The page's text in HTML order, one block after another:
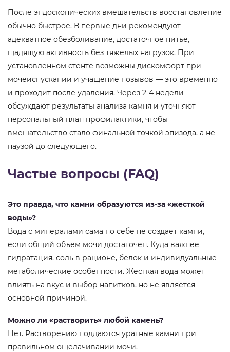
После эндоскопических вмешательств восстановление
обычно быстрое. В первые дни рекомендуют
адекватное обезболивание, достаточное питье,
щадящую активность без тяжелых нагрузок. При
установленном стенте возможны дискомфорт при
мочеиспускании и учащение позывов — это временно
и проходит после удаления. Через 2-4 недели
обсуждают результаты анализа камня и уточняют
персональный план профилактики, чтобы
вмешательство стало финальной точкой эпизода, а не
паузой до следующего.
Частые вопросы (FAQ)
Это правда, что камни образуются из-за «жесткой
воды»?
Вода с минералами сама по себе не создает камни,
если общий объем мочи достаточен. Куда важнее
гидратация, соль в рационе, белок и индивидуальные
метаболические особенности. Жесткая вода может
влиять на вкус и выбор напитков, но не является
основной причиной.
Можно ли «растворить» любой камень?
Нет. Растворению поддаются уратные камни при
правильном ощелачивании мочи.